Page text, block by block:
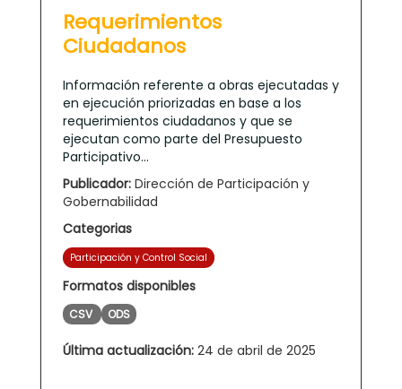
Requerimientos
Ciudadanos
Información referente a obras ejecutadas y
en ejecución priorizadas en base a los
requerimientos ciudadanos y que se
ejecutan como parte del Presupuesto
Participativo...
Publicador: Dirección de Participación y
Gobernabilidad
Categorias
Participación y Control Social
Formatos disponibles
CSV ODS
Última actualización: 24 de abril de 2025